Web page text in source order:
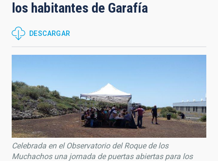
los habitantes de Garafía
DESCARGAR
Celebrada en el Observatorio del Roque de los
Muchachos una jornada de puertas abiertas para los